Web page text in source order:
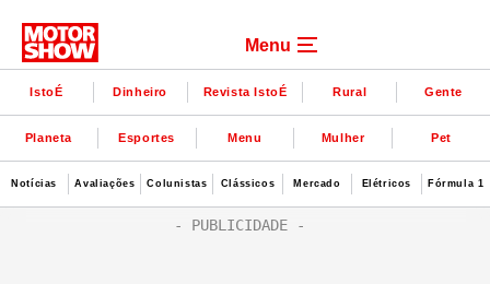
Menu
IstoÉ Dinheiro Revista IstoÉ Rural Gente
Planeta Esportes Menu Mulher Pet
Notícias Avaliações Colunistas Clássicos Mercado Elétricos Fórmula 1